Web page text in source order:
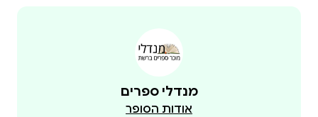
מנדלי ספרים
אודות הסופר